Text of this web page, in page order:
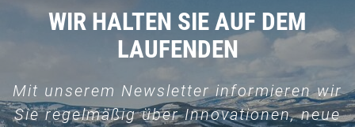
WIR HALTEN SIE AUF DEM
LAUFENDEN
Mit unserem Newsletter informieren wir
Sie regelmäßig über Innovationen, neue